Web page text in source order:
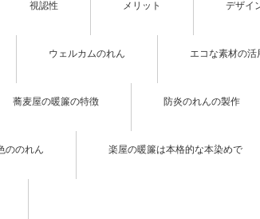
視認性 メリット デザイ
ウェルカムのれん エコな素材の活
蕎麦屋の暖簾の特徴 防炎のれんの製作
ののれん 楽屋の暖簾は本格的な本染めで